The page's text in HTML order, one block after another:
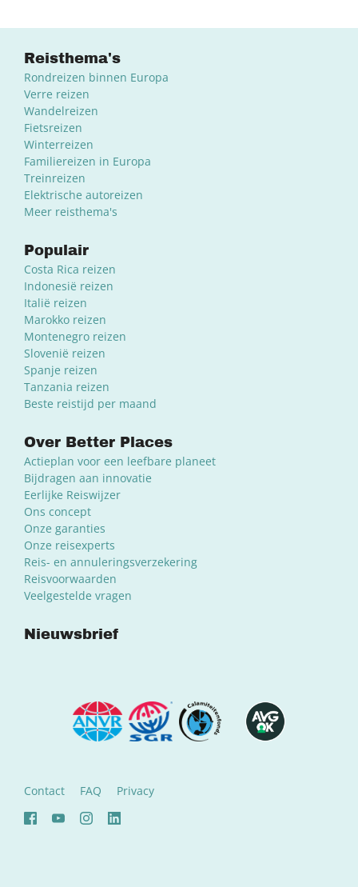
Reisthema's
Rondreizen binnen Europa
Verre reizen
Wandelreizen
Fietsreizen
Winterreizen
Familiereizen in Europa
Treinreizen
Elektrische autoreizen
Meer reisthema's
Populair
Costa Rica reizen
Indonesië reizen
Italië reizen
Marokko reizen
Montenegro reizen
Slovenië reizen
Spanje reizen
Tanzania reizen
Beste reistijd per maand
Over Better Places
Actieplan voor een leefbare planeet
Bijdragen aan innovatie
Eerlijke Reiswijzer
Ons concept
Onze garanties
Onze reisexperts
Reis- en annuleringsverzekering
Reisvoorwaarden
Veelgestelde vragen
Nieuwsbrief
Contact FAQ Privacy